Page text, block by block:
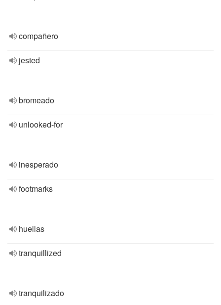
compañero
jested
bromeado
unlooked-for
inesperado
footmarks
huellas
tranquillized
tranquilizado